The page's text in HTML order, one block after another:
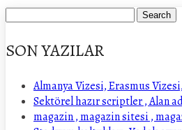
SON YAZILAR
Almanya Vizesi, Erasmus
Sektörel hazır scriptler , Alan
magazin , magazin sitesi ,